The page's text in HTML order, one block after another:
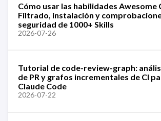
Cómo usar las habilidades Awesome
Filtrado, instalación y
seguridad de 1000+ Skills
2026-07-26
Tutorial de code-review-graph:
de PR y grafos incrementales de CI
Claude Code
2026-07-22